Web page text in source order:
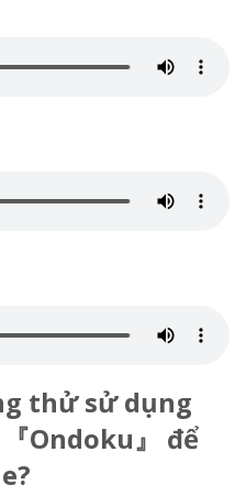
thử sử dụng
Ondoku』 để